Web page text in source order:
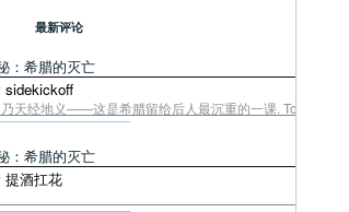
最新评论
：希腊的灭亡
sidekickoff
天经地义——这是希腊留给后人最沉重的一课. Tough
：希腊的灭亡
提酒扛花